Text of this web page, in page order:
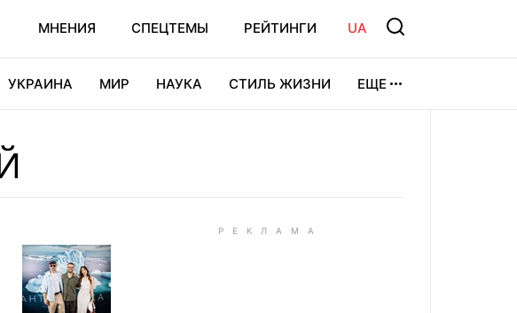
МНЕНИЯ СПЕЦТЕМЫ РЕЙТИНГИ UA
УКРАИНА МИР НАУКА СТИЛЬ ЖИЗНИ ЕЩЕ